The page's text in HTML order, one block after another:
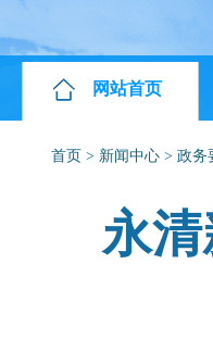
网站首页
首页 > 新闻中心 > 政务
永